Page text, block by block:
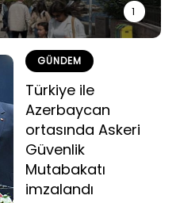
1
GÜNDEM
Türkiye ile
Azerbaycan
ortasında Askeri
Güvenlik
Mutabakatı
imzalandı